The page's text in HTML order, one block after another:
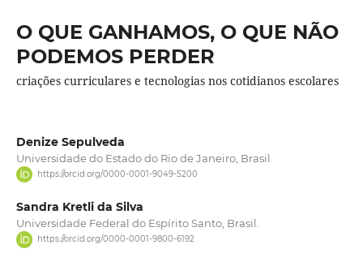
O QUE GANHAMOS, O QUE NÃO
PODEMOS PERDER
criações curriculares e tecnologias nos cotidianos escolares
Denize Sepulveda
Universidade do Estado do Rio de Janeiro, Brasil
https://orcid.org/0000-0001-9049-5200
Sandra Kretli da Silva
Universidade Federal do Espírito Santo, Brasil.
https://orcid.org/0000-0001-9800-6192